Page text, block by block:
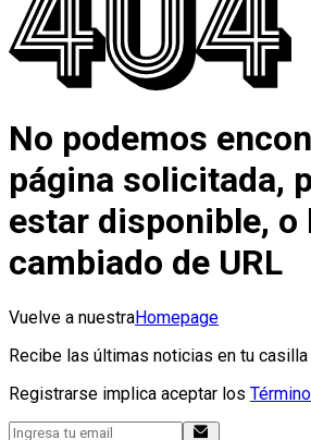
No podemos
página solicitada,
estar disponible, o
cambiado de URL
Vuelve a nuestraHomepage
Recibe las últimas noticias en tu
Registrarse implica aceptar los